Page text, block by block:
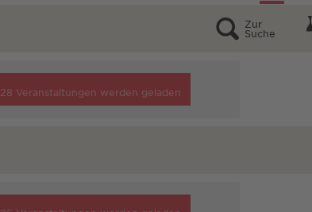
Zur
Suche
28 Veranstaltungen werden geladen